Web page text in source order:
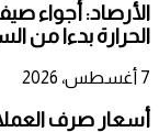
الأرصاد: أجواء
الحرارة بدءا من
7 أغسطس، 2026
أسعار صرف